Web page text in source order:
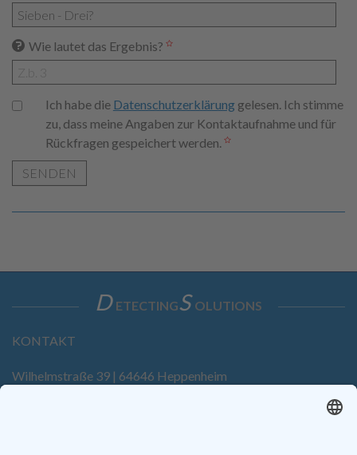
Wie lautet das Ergebnis?
Ich habe die Datenschutzerklärunggelesen. Ich stimme
zu, dass meine Angaben zur Kontaktaufnahme und für
Rückfragen gespeichert werden.
SENDEN
D ETECTINGS OLUTIONS
KONTAKT
Wilhelmstraße 39 | 64646 Heppenheim